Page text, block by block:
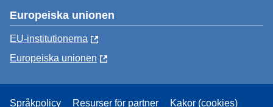
Europeiska unionen
EU-institutionerna
Europeiska unionen
Språkpolicy Resurser för partner
Kakor (cookies)